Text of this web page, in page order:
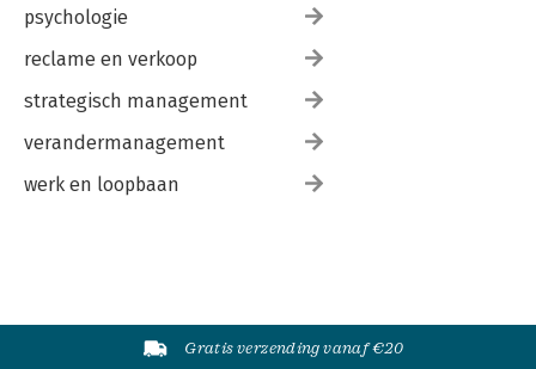
psychologie
reclame en verkoop
strategisch management
verandermanagement
werk en loopbaan
Gratis verzending vanaf €20